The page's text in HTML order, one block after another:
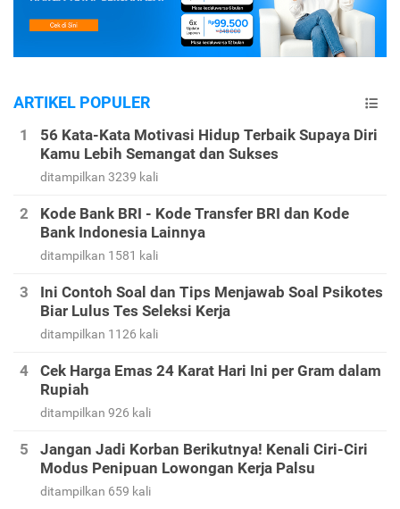
ARTIKEL POPULER
56 Kata-Kata Motivasi Hidup Terbaik Supaya Diri
Kamu Lebih Semangat dan Sukses
ditampilkan 3239 kali
Kode Bank BRI - Kode Transfer BRI dan Kode
Bank Indonesia Lainnya
ditampilkan 1581 kali
Ini Contoh Soal dan Tips Menjawab Soal Psikotes
Biar Lulus Tes Seleksi Kerja
ditampilkan 1126 kali
Cek Harga Emas 24 Karat Hari Ini per Gram dalam
Rupiah
ditampilkan 926 kali
Jangan Jadi Korban Berikutnya! Kenali Ciri-Ciri
Modus Penipuan Lowongan Kerja Palsu
ditampilkan 659 kali